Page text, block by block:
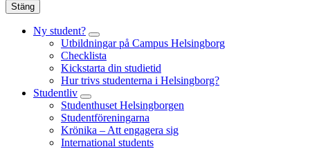
Stäng
Ny student?
Utbildningar på Campus Helsingborg
Checklista
Kickstarta din studietid
Hur trivs studenterna i Helsingborg?
Studentliv
Studenthuset Helsingborgen
Studentföreningarna
Krönika – Att engagera sig
International students